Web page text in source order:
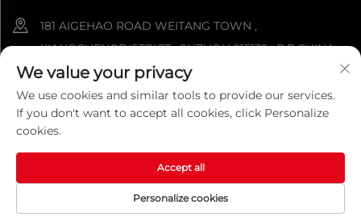
181 AIGEHAO ROAD WEITANG TOWN ,
XIANGCHENGDISTRICT , SUZHOU 215132 , P.R.CHINA
+86-152 5000 0863
[email protected]
ကူးယူခွင့် © ၂၀၂၆ တရုတ်စူးကိုကွမ်းကို မက်တယ် ပရိုဒပ် ကုမ္ပဏီလီမစ်
တက်။ အကွက်အလိုက် ကာကွယ်ထားသည်။ လုံခြုံရေးမူဝါဒ
We value your privacy
We use cookies and similar tools to provide our services.
If you don't want to accept all cookies, click Personalize
cookies.
Personalize cookies
Accept all